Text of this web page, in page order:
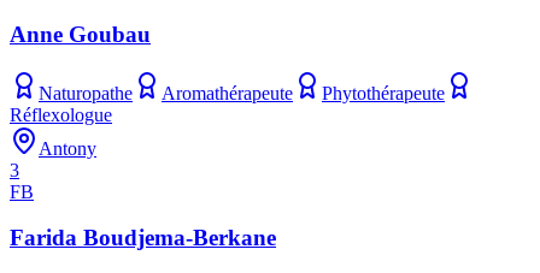
Anne Goubau
Naturopathe Aromathérapeute
Phytothérapeute
Réflexologue
Antony
3
FB
Farida Boudjema-Berkane